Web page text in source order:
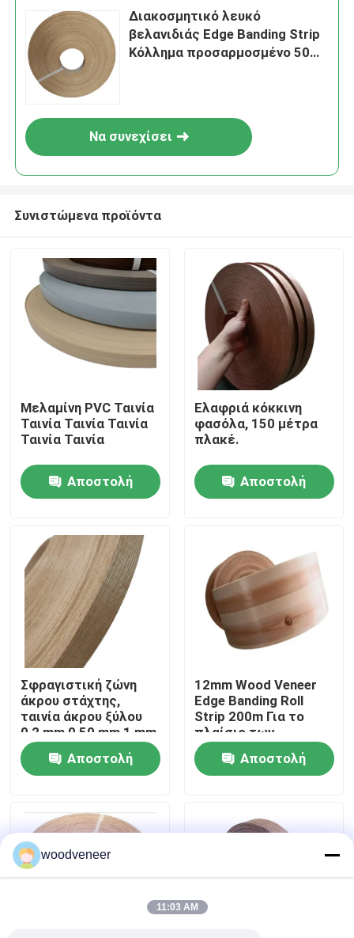
Σπίτι
Περίπου εμείς
Γύρος εργοστασίων
Ποιοτικός έλεγχος
Επαφή ΗΠΑ
Ζητήστε ένα απόσπασμα
Καπλαμάς από φυσικό ξύλο
Βαμμένος ξύλινος καπλαμάς
Διακοσμητικό λευκό
βελανιδιάς Edge Banding Strip
Κόλλημα προσαρμοσμένο 50m
Να συνεχίσει
Συνιστώμενα προϊόντα
Μελαμίνη PVC Ταινία
Ταινία Ταινία Ταινία
Ταινία Ταινία
Αποστολή
Ελαφριά κόκκινη
φασόλα, 150 μέτρα
πλακέ.
Αποστολή
Σφραγιστική ζώνη
άκρου στάχτης,
ταινία άκρου ξύλου
0,2 mm 0,50 mm 1 mm
Αποστολή
12mm Wood Veneer
Edge Banding Roll
Strip 200m Για το
πλαίσιο των
επίπλων MDF
Αποστολή
woodveneer
11:03 AM